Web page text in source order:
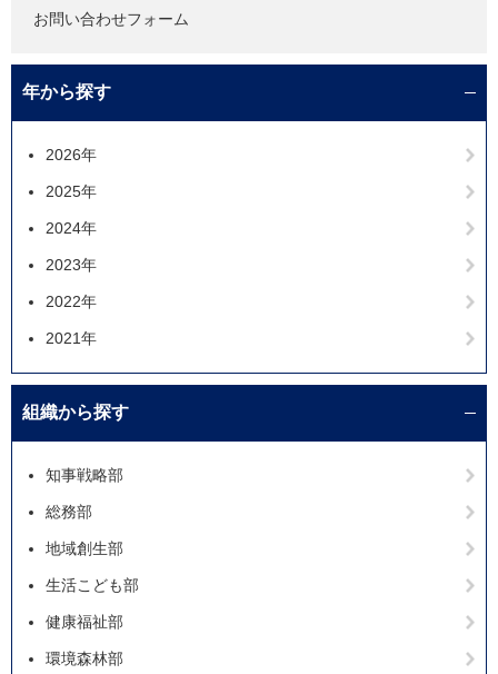
お問い合わせフォーム
年から探す
2026年
2025年
2024年
2023年
2022年
2021年
組織から探す
知事戦略部
総務部
地域創生部
生活こども部
健康福祉部
環境森林部